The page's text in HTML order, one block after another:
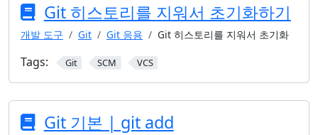
Git 히스토리를 지워서 초기화하기
개발 도구 Git Git 응용 Git 히스토리를 지워서 초기화
Tags: Git SCM VCS
Git 기본 | git add